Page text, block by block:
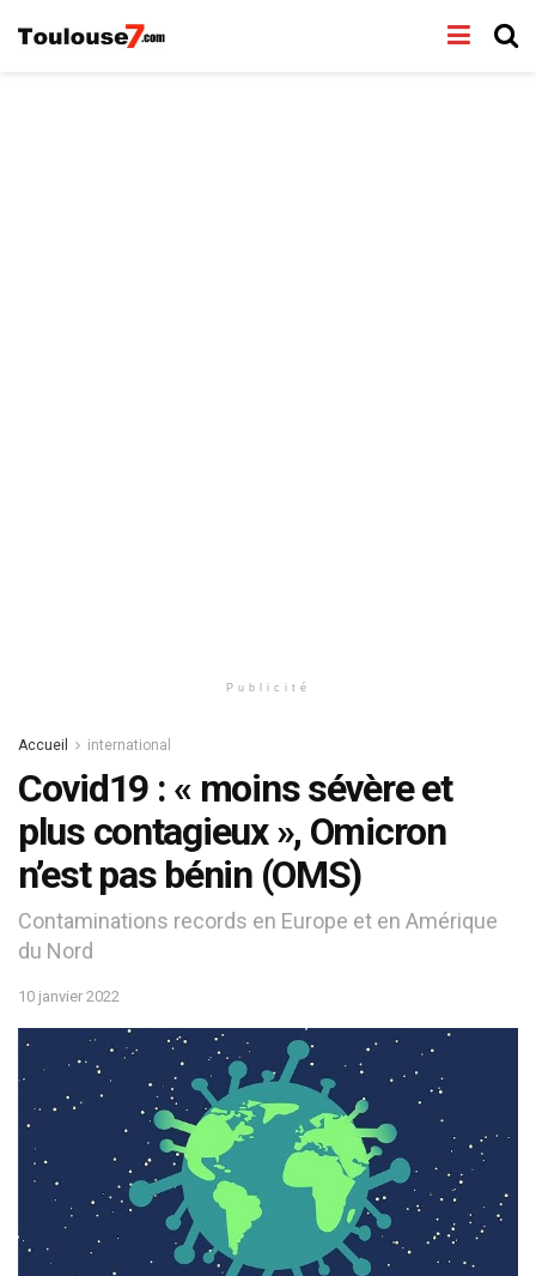
Publicité
Accueil international
Covid19 : « moins sévère et
plus contagieux », Omicron
n’est pas bénin (OMS)
Contaminations records en Europe et en Amérique
du Nord
10 janvier 2022